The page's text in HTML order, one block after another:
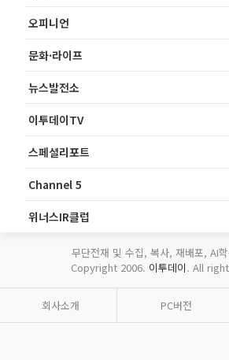
오피니언
문화·라이프
뉴스발전소
이투데이TV
스페셜리포트
Channel 5
위너스IR클럽
무단전재 및 수집, 복사, 재배포, AI
Copyright 2006. 이투데이. All
회사소개 PC버전